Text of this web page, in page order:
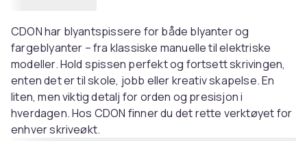
CDON har blyantspissere for både blyanter og
fargeblyanter – fra klassiske manuelle til elektriske
modeller. Hold spissen perfekt og fortsett skrivingen,
enten det er til skole, jobb eller kreativ skapelse. En
liten, men viktig detalj for orden og presisjon i
hverdagen. Hos CDON finner du det rette verktøyet for
enhver skriveøkt.